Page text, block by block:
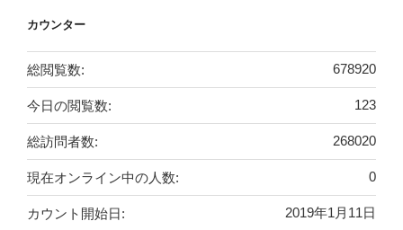
カウンター
678920
総閲覧数:
123
今日の閲覧数:
268020
総訪問者数:
0
現在オンライン中の人数:
2019年1月11日
カウント開始日: